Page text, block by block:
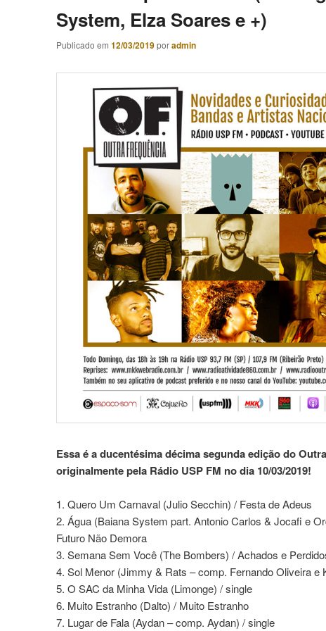
System, Elza Soares e +)
Publicado em 12/03/2019poradmin
Essa é a ducentésima décima segunda edição do
originalmente pela Rádio USP FM no dia 10/03/2019!
1. Quero Um Carnaval (Julio Secchin) / Festa de Adeus
2. Água (Baiana System part. Antonio Carlos & Jocafi e
Futuro Não Demora
3. Semana Sem Você (The Bombers) / Achados e
4. Sol Menor (Jimmy & Rats – comp. Fernando Oliveira e
5. O SAC da Minha Vida (Limonge) / single
6. Muito Estranho (Dalto) / Muito Estranho
7. Lugar de Fala (Aydan – comp. Aydan) / single